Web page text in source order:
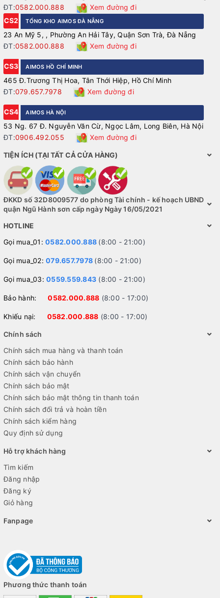
ĐT:0582.000.888
Xem đường đi
CS2
TỔNG KHO AIMOS ĐÀ NẴNG
23 An Mỹ 5, , Phường An Hải Tây, Quận Sơn Trà, Đà Nẵng
ĐT:0582.000.888 Xem đường đi
CS3 AIMOS HỒ CHÍ MINH
465 Đ.Trương Thị Hoa, Tân Thới Hiệp, Hồ Chí Minh
ĐT:079.657.7978 Xem đường đi
CS4 AIMOS HÀ NỘI
53 Ng. 67 Đ. Nguyễn Văn Cừ, Ngọc Lâm, Long Biên, Hà Nội
ĐT:0906.492.055 Xem đường đi
TIỆN ÍCH (TẠI TẤT CẢ CỬA HÀNG)
ĐKKD số 32D8009577 do phòng Tài chính - kế hoạch UBND
quận Ngũ Hành sơn cấp ngày Ngày 16/05/2021
HOTLINE
Gọi mua_01: 0582.000.888 (8:00 - 21:00)
Gọi mua_02: 079.657.7978 (8:00 - 21:00)
Gọi mua_03: 0559.559.843 (8:00 - 21:00)
Bảo hành:0582.000.888 (8:00 - 17:00)
Khiếu nại: 0582.000.888 (8:00 - 17:00)
Chính sách
Chính sách mua hàng và thanh toán
Chính sách bảo hành
Chính sách vận chuyển
Chính sách bảo mật
Chính sách bảo mật thông tin thanh toán
Chính sách đổi trả và hoàn tiền
Chính sách kiểm hàng
Quy định sử dụng
Hỗ trợ khách hàng
Tìm kiếm
Đăng nhập
Đăng ký
Giỏ hàng
Fanpage
Phương thức thanh toán